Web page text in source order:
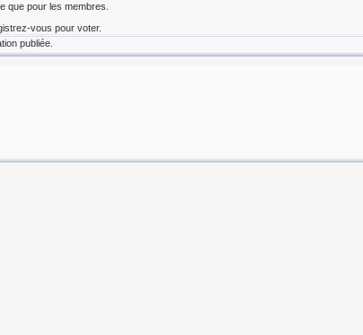
que pour les membres.
vous pour voter.
publiée.